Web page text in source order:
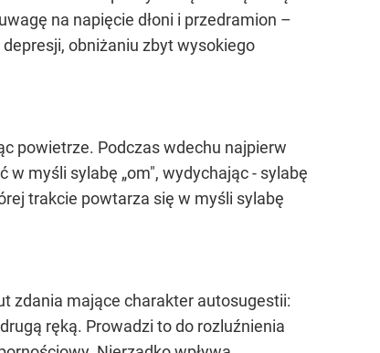
na napięcie dłoni i przedramion –
obniżaniu zbyt wysokiego
powietrze. Podczas wdechu najpierw
myśli sylabę „om", wydychając - sylabę
trakcie powtarza się w myśli sylabę
zdania mające charakter autosugestii:
ręką. Prowadzi to do rozluźnienia